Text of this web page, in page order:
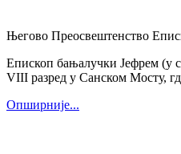
Његово Преосвештенство
Епископ бањалучки Јефрем (у
VIII разред у Санском Мосту,
Опширније...